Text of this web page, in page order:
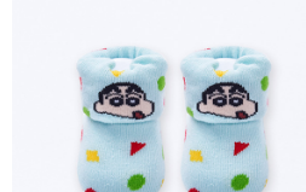
付款後全家取貨
每筆NT$80，滿NT$859(含以上)免運費
7-11取貨付款
每筆NT$80，滿NT$899(含以上)免運費